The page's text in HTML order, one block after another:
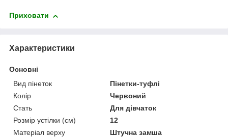
Приховати
Характеристики
Основні
Вид пінеток
Пінетки-туфлі
Колір
Червоний
Стать
Для дівчаток
Розмір устілки (см)
12
Матеріал верху
Штучна замша